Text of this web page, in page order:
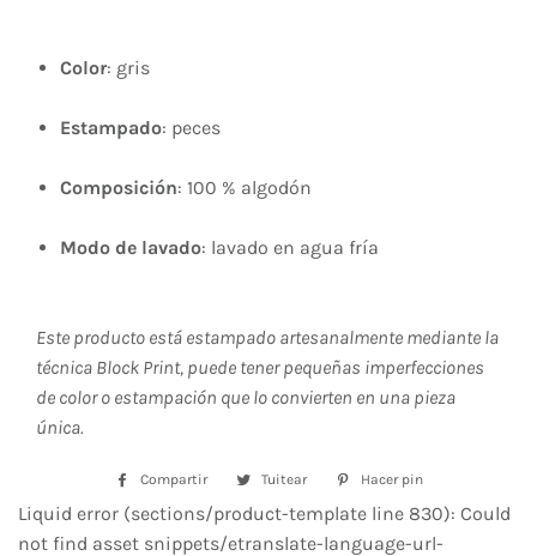
Color: gris
Estampado: peces
Composición: 100 % algodón
Modo de lavado: lavado en agua fría
Este producto está estampado artesanalmente mediante la
técnica Block Print, puede tener pequeñas imperfecciones
de color o estampación que lo convierten en una pieza
única.
Compartir
Compartir
Facebook
Tuitear
TuitearHacer pin
en
Liquid error (sections/product-template line 830): Could
not find asset snippets/etranslate-language-url-